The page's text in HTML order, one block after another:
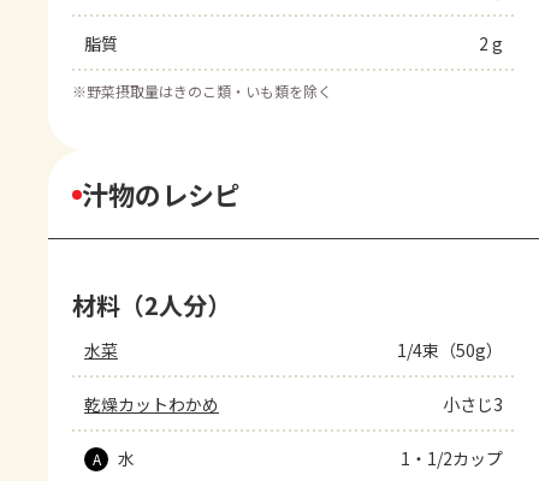
脂質 2 g
※野菜摂取量はきのこ類・いも類を除く
汁物のレシピ
材料（2人分）
水菜 1/4束（50g）
乾燥カットわかめ 小さじ3
A 水 1・1/2カップ